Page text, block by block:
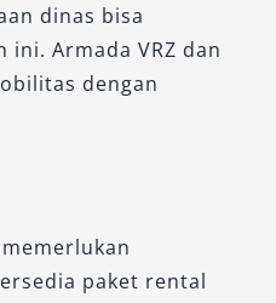
dinas bisa
ini. Armada VRZ dan
dengan
paket rental